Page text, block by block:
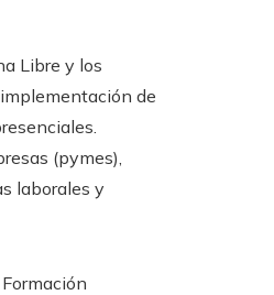
Libre y los
de
(pymes),
laborales y